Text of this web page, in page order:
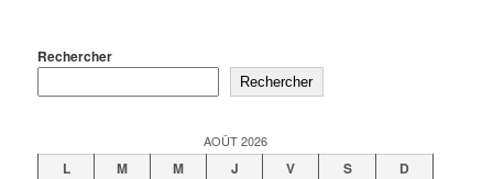
Rechercher
Rechercher
AOÛT 2026
L M M J V S D